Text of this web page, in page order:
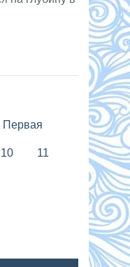
Первая
10 11